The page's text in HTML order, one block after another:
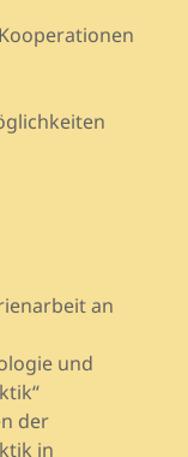
an
und
der
in